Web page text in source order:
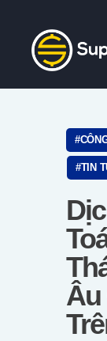
Chỉ
Tin
Quan
Video
TIN
Âu